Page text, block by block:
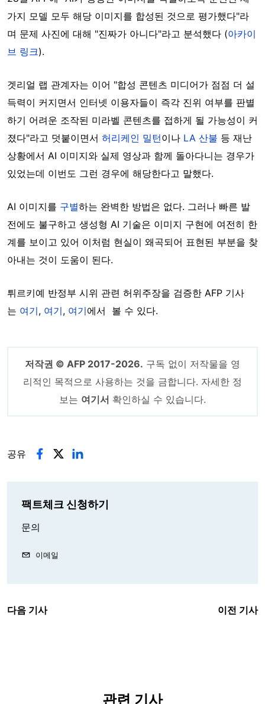
가지 모델 모두 해당 이미지를 합성된 것으로 평가했다"라
며 문제 사진에 대해 "진짜가 아니다"라고 분석했다 (아카이
브 링크).
겟리얼 랩 관계자는 이어 "합성 콘텐츠 미디어가 점점 더 설
득력이 커지면서 인터넷 이용자들이 즉각 진위 여부를 판별
하기 어려운 조작된 미라벨 콘텐츠를 접하게 될 가능성이 커
졌다"라고 덧붙이면서 허리케인 밀턴이나 LA 산불 등 재난
상황에서 AI 이미지와 실제 영상과 함께 돌아다니는 경우가
있었는데 이번도 그런 경우에 해당한다고 말했다.
AI 이미지를 구별하는 완벽한 방법은 없다. 그러나 빠른 발
전에도 불구하고 생성형 AI 기술은 이미지 구현에 여전히 한
계를 보이고 있어 이처럼 현실이 왜곡되어 표현된 부분을 찾
아내는 것이 도움이 된다.
튀르키예 반정부 시위 관련 허위주장을 검증한 AFP 기사
는 여기, 여기, 여기에서 볼 수 있다.
저작권 © AFP 2017-2026. 구독 없이 저작물을 영
리적인 목적으로 사용하는 것을 금합니다. 자세한 정
보는 여기서 확인하실 수 있습니다.
공유
팩트체크 신청하기
문의
이메일
다음 기사 이전 기사
관련 기사